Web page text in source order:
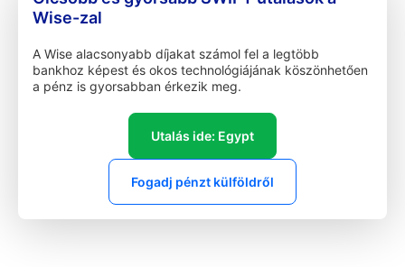
Wise-zal
A Wise alacsonyabb díjakat számol fel a legtöbb
bankhoz képest és okos technológiájának köszönhetően
a pénz is gyorsabban érkezik meg.
Utalás ide: Egypt
Fogadj pénzt külföldről